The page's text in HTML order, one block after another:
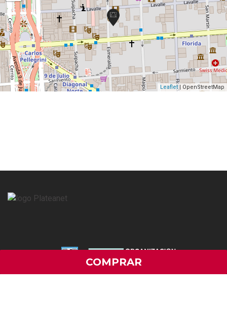
COMPRAR
Leaflet| OpenStreetMap